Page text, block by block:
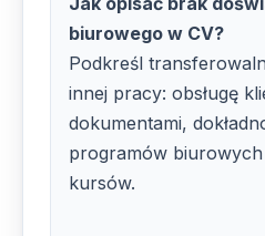
biurowego w CV?
Podkreśl
innej pracy: obsługę
dokumentami,
programów biurowych
kursów.